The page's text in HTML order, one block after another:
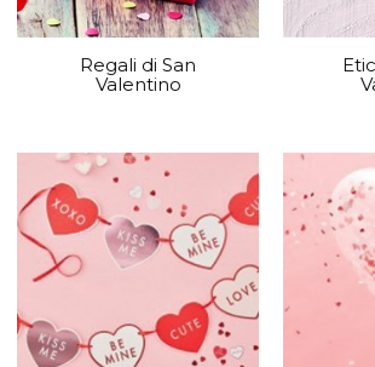
Regali di San
Valentino